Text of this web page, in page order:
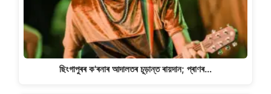
ছিংগাপুৰৰ ক'ৰনাৰ আদালতৰ চূড়ান্ত ৰায়দান; প্ৰাণৰ…